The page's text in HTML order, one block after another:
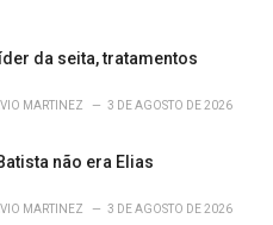
da seita, tratamentos
MARTINEZ 3 DE AGOSTO DE 2026
não era Elias
MARTINEZ 3 DE AGOSTO DE 2026